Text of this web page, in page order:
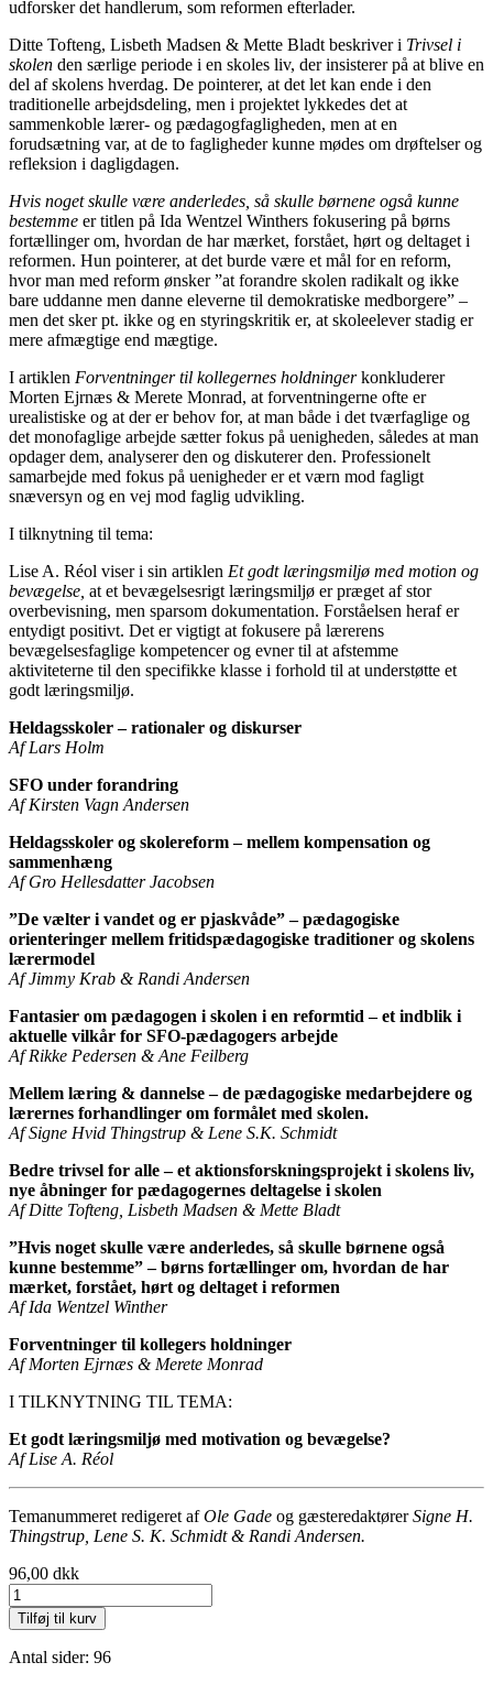
udforsker det handlerum, som reformen efterlader.
Ditte Tofteng, Lisbeth Madsen & Mette Bladt beskriver i Trivsel i
skolen den særlige periode i en skoles liv, der insisterer på at blive en
del af skolens hverdag. De pointerer, at det let kan ende i den
traditionelle arbejdsdeling, men i projektet lykkedes det at
sammenkoble lærer- og pædagogfagligheden, men at en
forudsætning var, at de to fagligheder kunne mødes om drøftelser og
refleksion i dagligdagen.
Hvis noget skulle være anderledes, så skulle børnene også kunne
bestemme er titlen på Ida Wentzel Winthers fokusering på børns
fortællinger om, hvordan de har mærket, forstået, hørt og deltaget i
reformen. Hun pointerer, at det burde være et mål for en reform,
hvor man med reform ønsker ”at forandre skolen radikalt og ikke
bare uddanne men danne eleverne til demokratiske medborgere” –
men det sker pt. ikke og en styringskritik er, at skoleelever stadig er
mere afmægtige end mægtige.
I artiklen Forventninger til kollegernes holdningerkonkluderer
Morten Ejrnæs & Merete Monrad, at forventningerne ofte er
urealistiske og at der er behov for, at man både i det tværfaglige og
det monofaglige arbejde sætter fokus på uenigheden, således at man
opdager dem, analyserer den og diskuterer den. Professionelt
samarbejde med fokus på uenigheder er et værn mod fagligt
snæversyn og en vej mod faglig udvikling.
I tilknytning til tema:
Lise A. Réol viser i sin artiklen Et godt læringsmiljø med motion og
bevægelse, at et bevægelsesrigt læringsmiljø er præget af stor
overbevisning, men sparsom dokumentation. Forståelsen heraf er
entydigt positivt. Det er vigtigt at fokusere på lærerens
bevægelsesfaglige kompetencer og evner til at afstemme
aktiviteterne til den specifikke klasse i forhold til at understøtte et
godt læringsmiljø.
Heldagsskoler – rationaler og diskurser
Af Lars Holm
SFO under forandring
Af Kirsten Vagn Andersen
Heldagsskoler og skolereform – mellem kompensation og
sammenhæng
Af Gro Hellesdatter Jacobsen
”De vælter i vandet og er pjaskvåde” – pædagogiske
orienteringer mellem fritidspædagogiske traditioner og skolens
lærermodel
Af Jimmy Krab & Randi Andersen
Fantasier om pædagogen i skolen i en reformtid – et indblik i
aktuelle vilkår for SFO-pædagogers arbejde
Af Rikke Pedersen & Ane Feilberg
Mellem læring & dannelse – de pædagogiske medarbejdere og
lærernes forhandlinger om formålet med skolen.
Af Signe Hvid Thingstrup & Lene S.K. Schmidt
Bedre trivsel for alle – et aktionsforskningsprojekt i skolens liv,
nye åbninger for pædagogernes deltagelse i skolen
Af Ditte Tofteng, Lisbeth Madsen & Mette Bladt
”Hvis noget skulle være anderledes, så skulle børnene også
kunne bestemme” – børns fortællinger om, hvordan de har
mærket, forstået, hørt og deltaget i reformen
Af Ida Wentzel Winther
Forventninger til kollegers holdninger
Af Morten Ejrnæs & Merete Monrad
I TILKNYTNING TIL TEMA:
Et godt læringsmiljø med motivation og bevægelse?
Af Lise A. Réol
Temanummeret redigeret afOle Gade og gæsteredaktørerSigne H.
Thingstrup, Lene S. K. Schmidt & Randi Andersen.
96,00 dkk
2016,
nr.
1
antal
Tilføj til kurv
Antal sider: 96